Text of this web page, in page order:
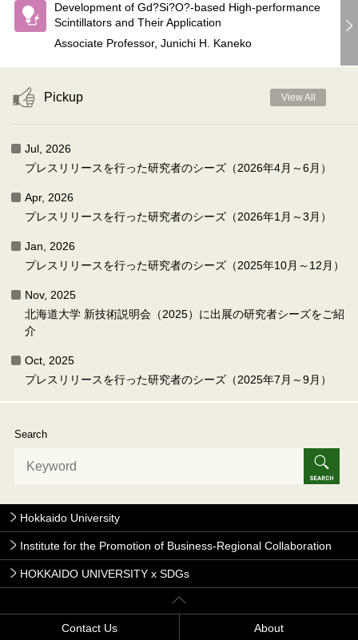
Development of Gd?Si?O?-based High-performance
Scintillators and Their Application
Associate Professor, Junichi H. Kaneko
Pickup View All
Jul, 2026
プレスリリースを行った研究者のシーズ（2026年4月～6月）
Apr, 2026
プレスリリースを行った研究者のシーズ（2026年1月～3月）
Jan, 2026
プレスリリースを行った研究者のシーズ（2025年10月～12月）
Nov, 2025
北海道大学 新技術説明会（2025）に出展の研究者シーズをご紹
介
Oct, 2025
プレスリリースを行った研究者のシーズ（2025年7月～9月）
Search
Hokkaido University
Institute for the Promotion of Business-Regional Collaboration
HOKKAIDO UNIVERSITY x SDGs
Contact Us About